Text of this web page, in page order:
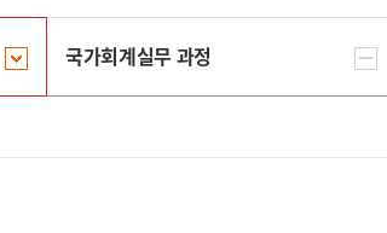
국가회계실무 과정